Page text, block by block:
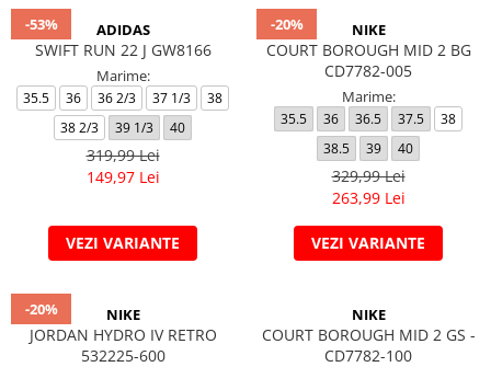
-53% ADIDAS
SWIFT RUN 22 J GW8166
Marime:
35.5 36 36 2/3 37 1/3
38
38 2/3
39 1/3 40
319,99 Lei
149,97 Lei
VEZI VARIANTE
-20% NIKE
COURT BOROUGH MID 2 BG
CD7782-005
Marime:
35.5 36 36.5 37.5
38
38.5
39 40
329,99 Lei
263,99 Lei
VEZI VARIANTE
-20% NIKE
JORDAN HYDRO IV RETRO
532225-600
NIKE
COURT BOROUGH MID 2 GS -
CD7782-100